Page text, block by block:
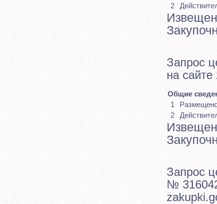
2
Запрос
на
Общие
1
2
Запрос
№